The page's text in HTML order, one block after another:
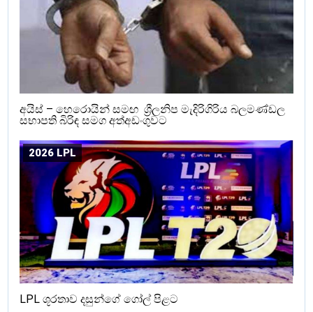
අයිස් – හෙරොයින් සමඟ ශ්‍රීලනිප මැදිරිගිරිය බලමණ්ඩල
සභාපති බිරිඳ සමග අත්අඩංගුවට
2026 LPL
LPL ශූරතාව දසුන්ගේ ගෝල් පිළට